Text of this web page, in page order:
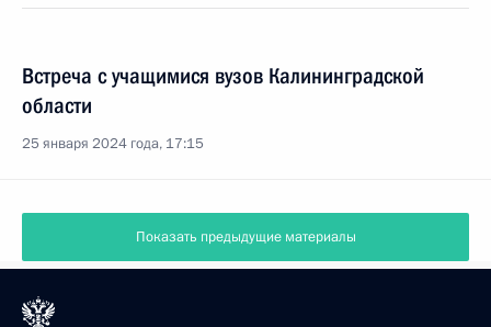
Встреча с учащимися вузов Калининградской
области
25 января 2024 года, 17:15
Показать предыдущие материалы